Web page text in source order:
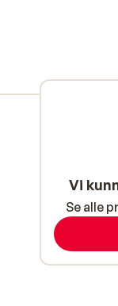
Vi
Se alle